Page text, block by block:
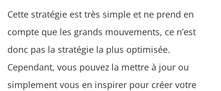
Cette stratégie est très simple et ne prend en
compte que les grands mouvements, ce n’est
donc pas la stratégie la plus optimisée.
Cependant, vous pouvez la mettre à jour ou
simplement vous en inspirer pour créer votre